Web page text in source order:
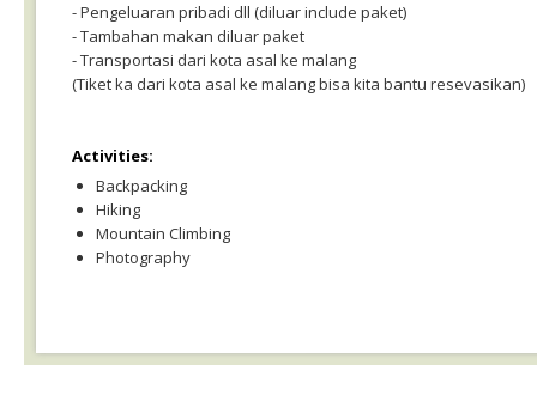
- Pengeluaran pribadi dll (diluar include paket)
- Tambahan makan diluar paket
- Transportasi dari kota asal ke malang
(Tiket ka dari kota asal ke malang bisa kita bantu resevasikan)
Activities:
Backpacking
Hiking
Mountain Climbing
Photography